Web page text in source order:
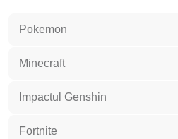
Pokemon
Minecraft
Impactul Genshin
Fortnite